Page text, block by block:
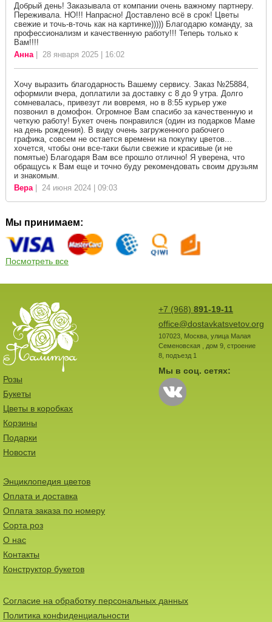
Добрый день! Заказывала от компании очень важному партнеру.
Переживала. НО!!! Напрасно! Доставлено всё в срок! Цветы
свежие и точь-в-точь как на картинке))))) Благодарю команду, за
профессионализм и качественную работу!!! Теперь только к
Вам!!!!
Анна| 28 января 2025 | 16:02
Хочу выразить благодарность Вашему сервису. Заказ №25884,
оформили вчера, доплатили за доставку с 8 до 9 утра. Долго
сомневалась, привезут ли вовремя, но в 8:55 курьер уже
позвонил в домофон. Огромное Вам спасибо за качественную и
четкую работу! Букет очень понравился (один из подарков Маме
на день рождения). В виду очень загруженного рабочего
графика, совсем не остается времени на покупку цветов...
хочется, чтобы они все-таки были свежие и красивые (и не
помятые) Благодаря Вам все прошло отлично! Я уверена, что
обращусь к Вам еще и точно буду рекомендовать своим друзьям
и знакомым.
Вера| 24 июня 2024 | 09:03
Мы принимаем:
Посмотреть все
+7 (968) 891-19-11
office@dostavkatsvetov.org
107023, Москва, улица Малая
Семеновская , дом 9, строение
8, подъезд 1
Мы в соц. сетях:
Розы
Букеты
Цветы в коробках
Корзины
Подарки
Новости
Энциклопедия цветов
Оплата и доставка
Оплата заказа по номеру
Сорта роз
О нас
Контакты
Конструктор букетов
Согласие на обработку персональных данных
Политика конфиденциальности